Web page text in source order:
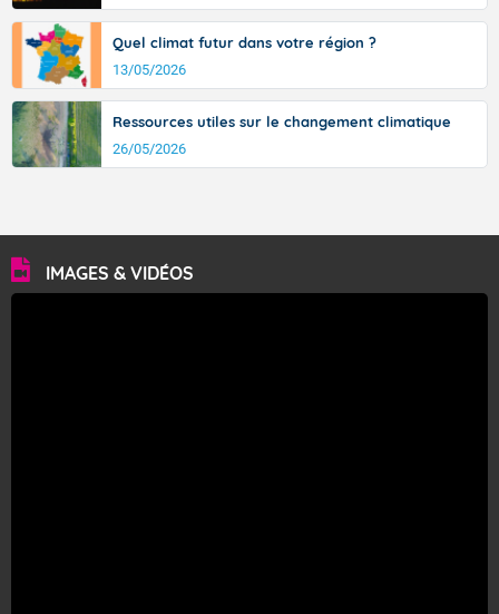
Quel climat futur dans votre région ?
13/05/2026
Ressources utiles sur le changement climatique
26/05/2026
IMAGES & VIDÉOS